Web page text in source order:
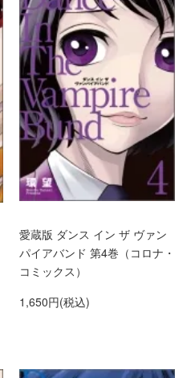
愛蔵版 ダンス イン ザ ヴァン
パイアバンド 第4巻（コロナ・
コミックス）
1,650円(税込)